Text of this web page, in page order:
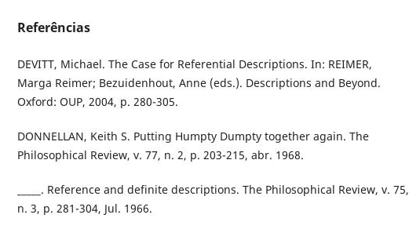
Referências
DEVITT, Michael. The Case for Referential Descriptions. In: REIMER,
Marga Reimer; Bezuidenhout, Anne (eds.). Descriptions and Beyond.
Oxford: OUP, 2004, p. 280-305.
DONNELLAN, Keith S. Putting Humpty Dumpty together again. The
Philosophical Review, v. 77, n. 2, p. 203-215, abr. 1968.
_____. Reference and definite descriptions. The Philosophical Review, v. 75,
n. 3, p. 281-304, Jul. 1966.